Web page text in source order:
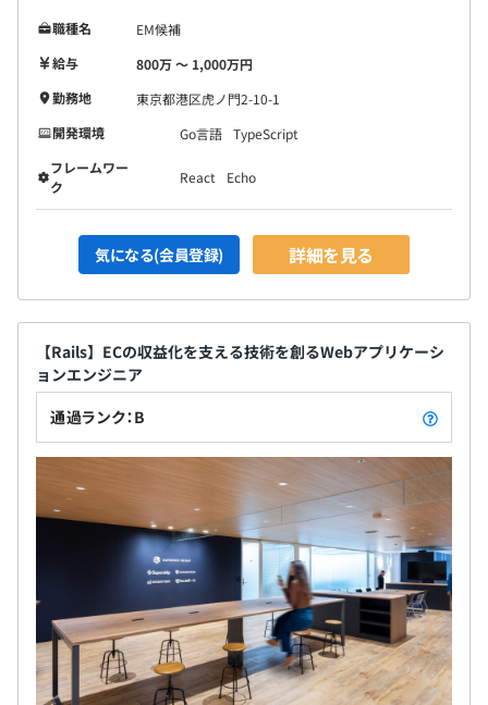
職種名
EM候補
給与
800万 〜 1,000万円
勤務地
東京都港区虎ノ門2-10-1
開発環境
Go言語 TypeScript
フレームワー
ク
React Echo
気になる(会員登録) 詳細を見る
【Rails】ECの収益化を支える技術を創るWebアプリケーシ
ョンエンジニア
通過ランク：B